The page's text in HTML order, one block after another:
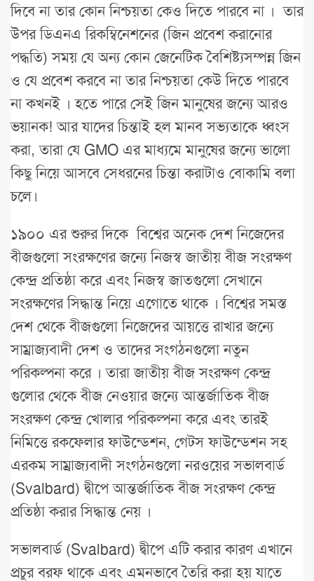
দিবে না তার কোন নিশ্চয়তা কেও দিতে পারবে না । তার
উপর ডিএনএ রিকম্বিনেশনের (জিন প্রবেশ করানোর
পদ্ধতি) সময় যে অন্য কোন জেনেটিক বৈশিষ্ট্যসম্পন্ন জিন
ও যে প্রবেশ করবে না তার নিশ্চয়তা কেউ দিতে পারবে
না কখনই । হতে পারে সেই জিন মানুষের জন্যে আরও
ভয়ানক! আর যাদের চিন্তাই হল মানব সভ্যতাকে ধ্বংস
করা, তারা যে GMO এর মাধ্যমে মানুষের জন্যে ভালো
কিছু নিয়ে আসবে সেধরনের চিন্তা করাটাও বোকামি বলা
চলে।
১৯০০ এর শুরুর দিকে বিশ্বের অনেক দেশ নিজেদের
বীজগুলো সংরক্ষণের জন্যে নিজস্ব জাতীয় বীজ সংরক্ষণ
কেন্দ্র প্রতিষ্ঠা করে এবং নিজস্ব জাতগুলো সেখানে
সংরক্ষণের সিদ্ধান্ত নিয়ে এগোতে থাকে । বিশ্বের সমস্ত
দেশ থেকে বীজগুলো নিজেদের আয়ত্তে রাখার জন্যে
সাম্রাজ্যবাদী দেশ ও তাদের সংগঠনগুলো নতুন
পরিকল্পনা করে । তারা জাতীয় বীজ সংরক্ষণ কেন্দ্র
গুলোর থেকে বীজ নেওয়ার জন্যে আন্তর্জাতিক বীজ
সংরক্ষণ কেন্দ্র খোলার পরিকল্পনা করে এবং তারই
নিমিত্তে রকফেলার ফাউন্ডেশন, গেটস ফাউন্ডেশন সহ
এরকম সাম্রাজ্যবাদী সংগঠনগুলো নরওয়ের সভালবার্ড
(Svalbard) দ্বীপে আন্তর্জাতিক বীজ সংরক্ষণ কেন্দ্র
প্রতিষ্ঠা করার সিদ্ধান্ত নেয় ।
সভালবার্ড (Svalbard) দ্বীপে এটি করার কারণ এখানে
প্রচুর বরফ থাকে এবং এমনভাবে তৈরি করা হয় যাতে